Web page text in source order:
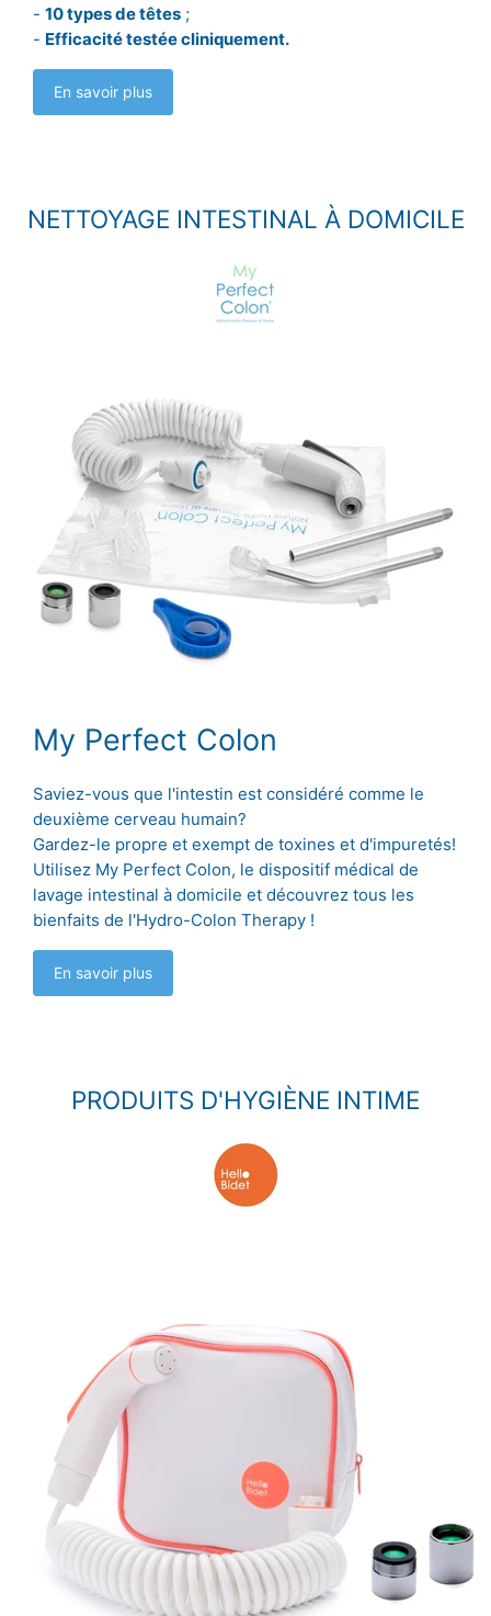
- 10 types de têtes ;
- Efficacité testée cliniquement.
En savoir plus
NETTOYAGE INTESTINAL À DOMICILE
My Perfect Colon
Saviez-vous que l'intestin est considéré comme le
deuxième cerveau humain?
Gardez-le propre et exempt de toxines et d'impuretés!
Utilisez My Perfect Colon, le dispositif médical de
lavage intestinal à domicile et découvrez tous les
bienfaits de l'Hydro-Colon Therapy !
En savoir plus
PRODUITS D'HYGIÈNE INTIME